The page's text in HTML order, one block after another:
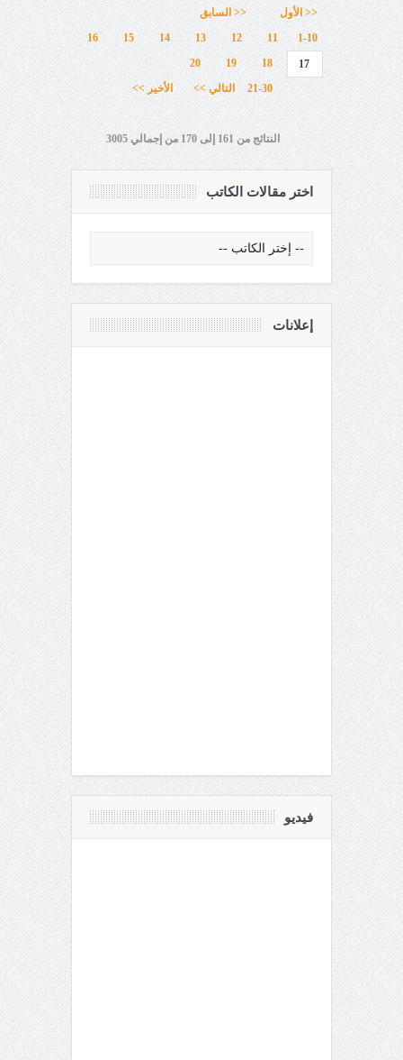
<< الأول
<< السابق
1-10
11
12
13
14
15
16
17
18
19
20
21-30
التالي >> الأخير >>
النتائج من 161 إلى 170 من إجمالي 3005
اختر مقالات الكاتب
إعلانات
فيديو